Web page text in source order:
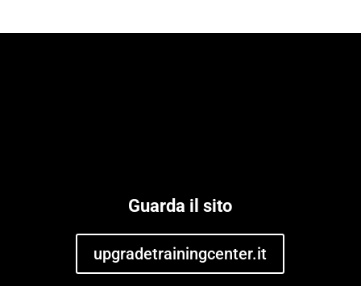
Guarda il sito
upgradetrainingcenter.it